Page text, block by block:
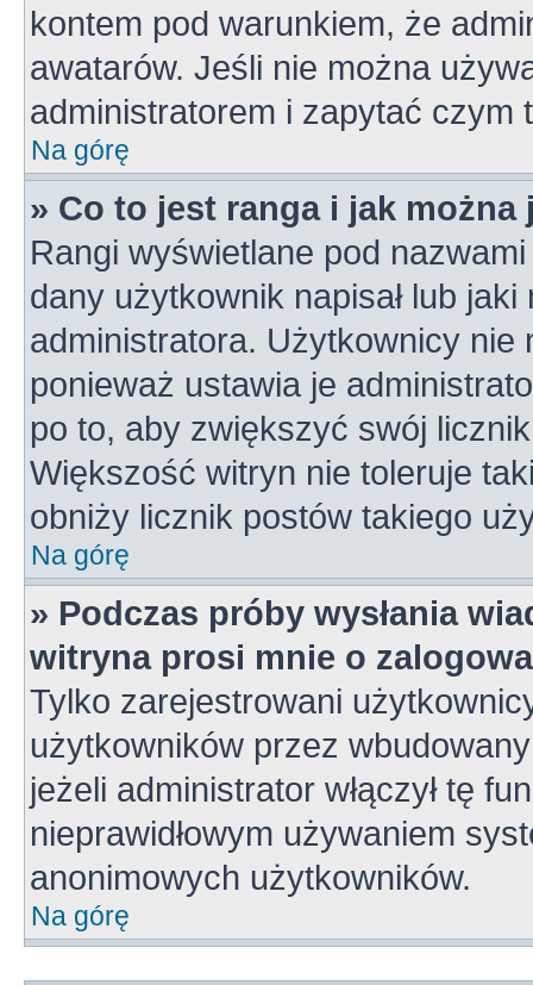
kontem pod warunkiem, że
awatarów. Jeśli nie można
administratorem i zapytać czym
Na górę
» Co to jest ranga i jak można
Rangi wyświetlane pod
dany użytkownik napisał lub
administratora. Użytkownicy
ponieważ ustawia je
po to, aby zwiększyć swój
Większość witryn nie toleruje
obniży licznik postów takiego
Na górę
» Podczas próby wysłania
witryna prosi mnie o
Tylko zarejestrowani
użytkowników przez
jeżeli administrator włączył tę
nieprawidłowym używaniem
anonimowych użytkowników.
Na górę